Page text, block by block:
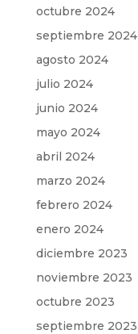
octubre 2024
septiembre 2024
agosto 2024
julio 2024
junio 2024
mayo 2024
abril 2024
marzo 2024
febrero 2024
enero 2024
diciembre 2023
noviembre 2023
octubre 2023
septiembre 2023